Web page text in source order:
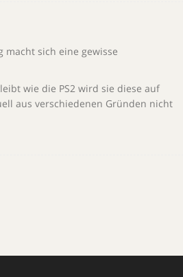
macht sich eine gewisse
wie die PS2 wird sie diese auf
aus verschiedenen Gründen nicht